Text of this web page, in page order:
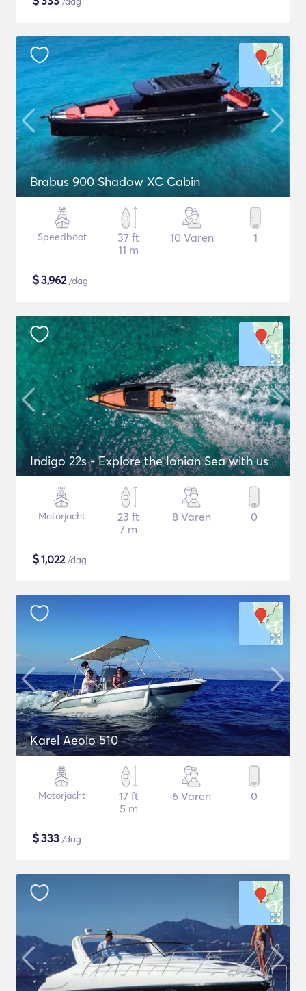
Brabus 900 Shadow XC Cabin
Speedboot
37 ft
11 m
10 Varen 1
$3,962/dag
Indigo 22s - Explore the Ionian Sea with us
Motorjacht
23 ft
7 m
8 Varen 0
$1,022/dag
Karel Aeolo 510
Motorjacht
17 ft
5 m
6 Varen 0
$333 /dag